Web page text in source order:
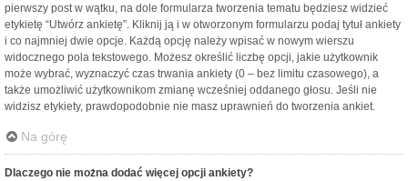
pierwszy post w wątku, na dole formularza tworzenia tematu będziesz widzieć
etykietę “Utwórz ankietę”. Kliknij ją i w otworzonym formularzu podaj tytuł ankiety
i co najmniej dwie opcje. Każdą opcję należy wpisać w nowym wierszu
widocznego pola tekstowego. Możesz określić liczbę opcji, jakie użytkownik
może wybrać, wyznaczyć czas trwania ankiety (0 – bez limitu czasowego), a
także umożliwić użytkownikom zmianę wcześniej oddanego głosu. Jeśli nie
widzisz etykiety, prawdopodobnie nie masz uprawnień do tworzenia ankiet.
Na górę
Dlaczego nie można dodać więcej opcji ankiety?